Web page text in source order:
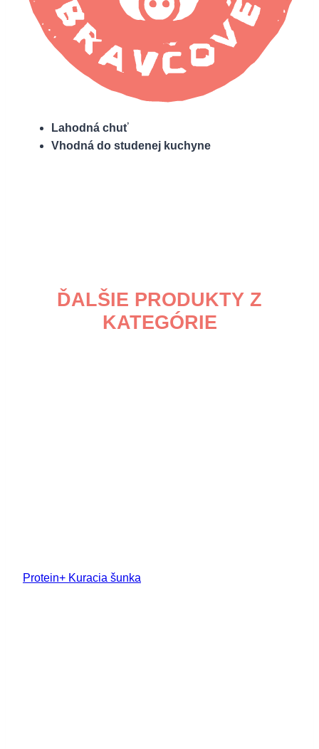
Lahodná chuť
Vhodná do studenej kuchyne
ĎALŠIE PRODUKTY Z
KATEGÓRIE
Protein+ Kuracia šunka